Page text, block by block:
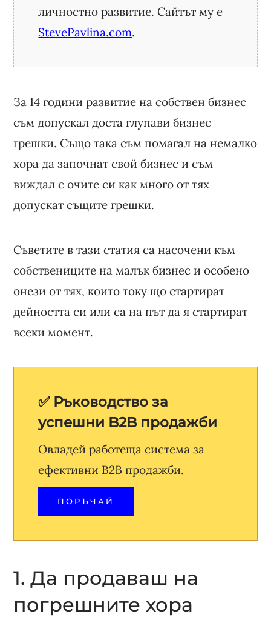
личностно развитие. Сайтът му е
StevePavlina.com.
За 14 години развитие на собствен бизнес
съм допускал доста глупави бизнес
грешки. Също така съм помагал на немалко
хора да започнат свой бизнес и съм
виждал с очите си как много от тях
допускат същите грешки.
Съветите в тази статия са насочени към
собствениците на малък бизнес и особено
онези от тях, които току що стартират
дейността си или са на път да я стартират
всеки момент.
✅ Ръководство за
успешни B2B продажби
Овладей работеща система за
ефективни B2B продажби.
ПОРЪЧАЙ
1. Да продаваш на
погрешните хора